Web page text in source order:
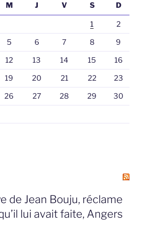
M J V S D
1 2
5 6 7 8 9
12 13 14 15 16
19 20 21 22 23
26 27 28 29 30
de Jean Bouju, réclame
lui avait faite, Angers